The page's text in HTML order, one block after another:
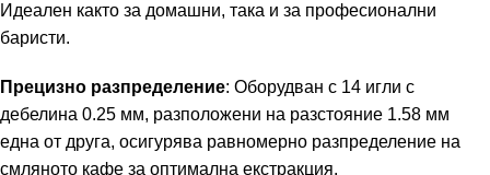
Идеален както за домашни, така и за професионални
баристи.
Прецизно разпределение: Оборудван с 14 игли с
дебелина 0.25 мм, разположени на разстояние 1.58 мм
една от друга, осигурява равномерно разпределение на
смляното кафе за оптимална екстракция.